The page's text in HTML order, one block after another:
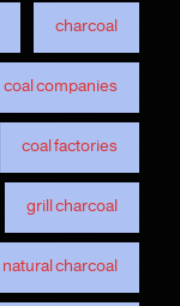
charcoal
coal companies
coal factories
grill charcoal
natural charcoal